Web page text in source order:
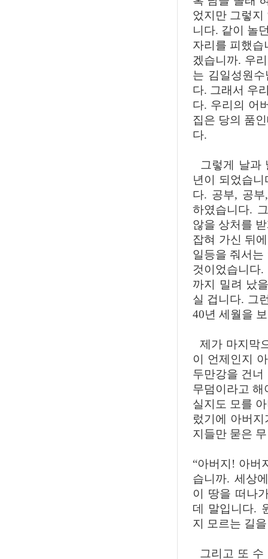
었지만 그렇지
니다. 같이 놀
자리를 피했습
겠습니까. 우
는 김일성원
다. 그래서 우
다. 우리의 어
집은 당의 품
다.
그렇게 날과
년이 되었습
다. 공부, 공
하였습니다.
않을 상처를
잡혀 가신 뒤
일등을 줘서는
것이었습니다
까지 밀려 났
실 겁니다. 그
40년 세월을
제가 마지막
이 언제인지
두만강을 건너
무덤이라고 해
실지도 모를
렀기에 아버
지들만 묻은
“아버지! 아버
습니까. 세상
이 땅을 떠나
데 말입니다.
지 모르는 길
그리고 또 수